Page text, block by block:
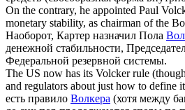
On the contrary, he appointed Paul
monetary stability, as chairman of the
Наоборот, Картер назначил Пола
денежной стабильности,
Федеральной резервной системы.
The US now has its Volckerrule
and regulators about just how to define
есть правило Волкера (хотя между